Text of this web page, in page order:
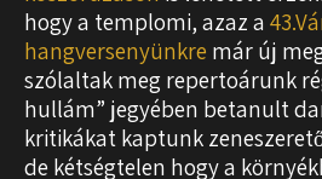
hogy a templomi, azaz a
hangversenyünkre már új
szólaltak meg repertoárunk
hullám” jegyében betanult
kritikákat kaptunk
de kétségtelen hogy a